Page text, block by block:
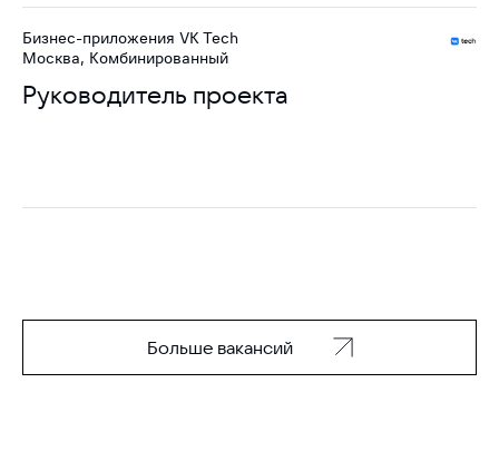
Руководитель проекта
Бизнес-приложения VK Tech
Москва, Комбинированный
Больше вакансий